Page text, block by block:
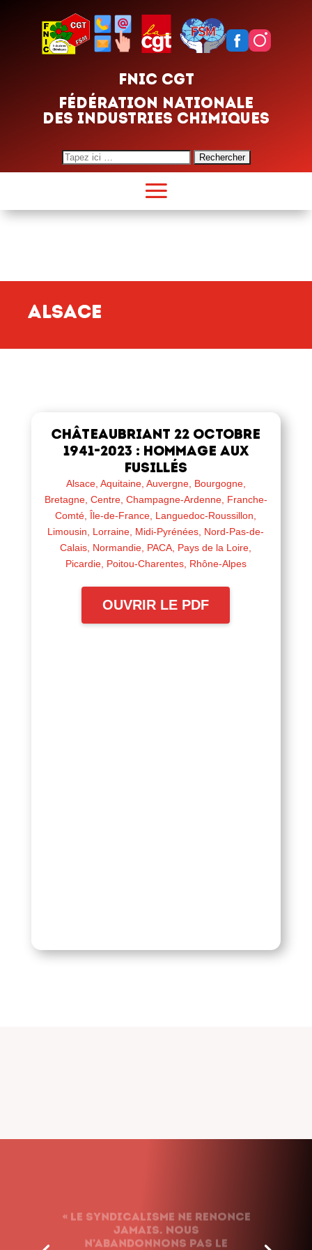
FNIC CGT
FÉDÉRATION NATIONALE
DES INDUSTRIES CHIMIQUES
Search
for:
Alsace
Châteaubriant 22 octobre
1941-2023 : Hommage aux
fusillés
Alsace, Aquitaine, Auvergne, Bourgogne,
Bretagne, Centre, Champagne-Ardenne, Franche-
Comté Île-de-France Languedoc-Roussillon
Limousin
Lorraine Midi-Pyrénées Nord-Pas-de-
Calais Normandie PACA Pays de la Loire
Picardie, Poitou-Charentes, Rhône-Alpes
OUVRIR LE PDF
jamais. Nous
n’abandonnons pas le
combat, quels que soient